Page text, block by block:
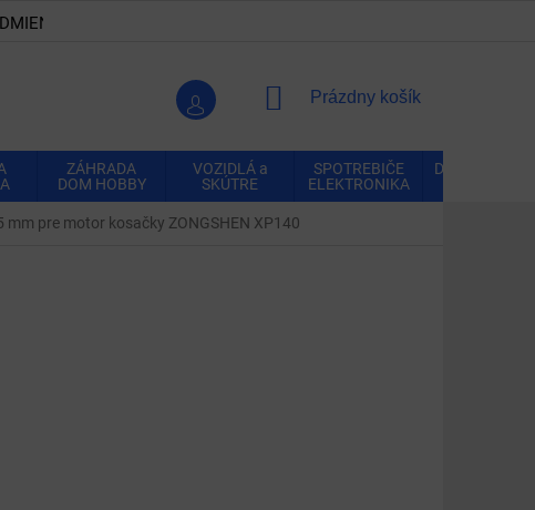
NÁKUPNÝ
Prázdny košík
ZÁHRADA
DOM HOBBY
VOZIDLÁ a
SKÚTRE
SPOTREBIČE
ELEKTRONIKA
DOMÁCNOSŤ
mm pre motor kosačky ZONGSHEN XP140